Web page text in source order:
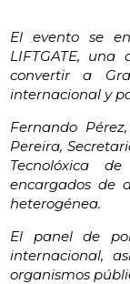
El evento se
LIFTGATE,
convertir a
internacional y
Fernando
Pereira,
Tecnolóxica
encargados de
heterogénea.
El panel de
internacional,
organismos